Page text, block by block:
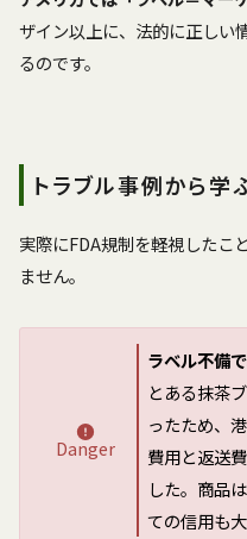
ザイン以上に、法的に正しい
るのです。
トラブル事例から学
実際にFDA規制を軽視したこ
ません。
Danger
ラベル不備
とある抹茶
ったため、
費用と返送
した。商品
ての信用も